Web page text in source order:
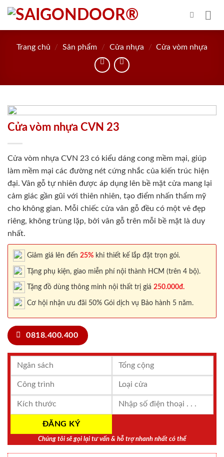
Skip
content
Trang chủ / Sản phẩm / Cửa nhựa / Cửa vòm nhựa
Cửa vòm nhựa CVN 23
Cửa vòm nhựa CVN 23 có kiểu dáng cong mềm mại, giúp
làm mềm mại các đường nét cứng nhắc của kiến trúc hiện
đại. Vân gỗ tự nhiên được áp dụng lên bề mặt cửa mang lại
cảm giác gần gũi với thiên nhiên, tạo điểm nhấn thẩm mỹ
cho không gian. Mỗi chiếc cửa vân gỗ đều có một vẻ đẹp
riêng, không trùng lặp, bởi vân gỗ trên mỗi bề mặt là duy
nhất.
Giảm giá lên đến 25% khi thiết kế lắp đặt trọn gói.
Tặng phụ kiện, giao miễn phí nội thành HCM (trên 4 bộ).
Tặng đồ dùng thông minh nội thất trị giá 250.000đ.
Cơ hội nhận ưu đãi 50% Gói dịch vụ Bảo hành 5 năm.
0818.400.400
Chúng tôi sẽ gọi lại tư vấn & hỗ trợ nhanh nhất có thể